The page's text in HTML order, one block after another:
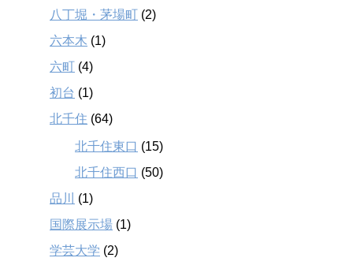
八丁堀・茅場町 (2)
六本木 (1)
六町 (4)
初台 (1)
北千住 (64)
北千住東口 (15)
北千住西口 (50)
品川
(1)
国際展示場 (1)
学芸大学 (2)